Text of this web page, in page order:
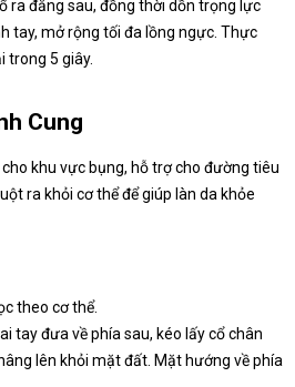
ra đằng sau, đồng thời dồn trọng lực
tay, mở rộng tối đa lồng ngực. Thực
trong 5 giây.
Cung
khu vực bụng, hỗ trợ cho đường tiêu
ra khỏi cơ thể để giúp làn da khỏe
theo cơ thể.
tay đưa về phía sau, kéo lấy cổ chân
lên khỏi mặt đất. Mặt hướng về phía